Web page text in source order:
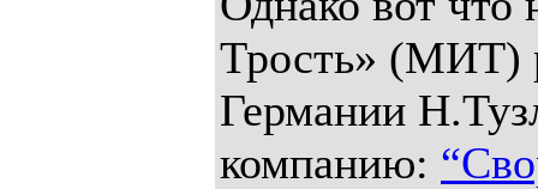
Трость» (МИТ)
Германии
компанию: